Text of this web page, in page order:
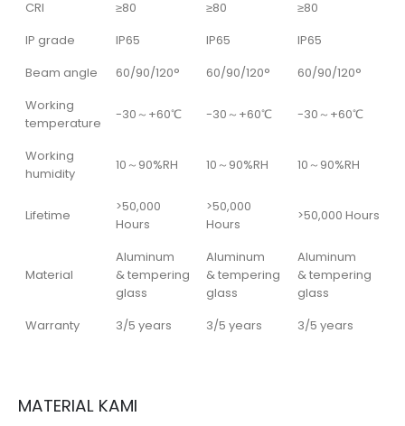
CRI ≥80 ≥80
≥80
IP grade
IP65 IP65
IP65
Beam angle
60/90/120° 60/90/120°
60/90/120°
Working
temperature
-30～+60℃ -30～+60℃ -30～+60℃
Working
humidity
10～90%RH 10～90%RH 10～90%RH
Lifetime
>50,000
Hours
>50,000
Hours
>50,000 Hours
Material
Aluminum
& tempering
glass
Aluminum
& tempering
glass
Aluminum
& tempering
glass
Warranty
3/5 years 3/5 years 3/5 years
MATERIAL KAMI